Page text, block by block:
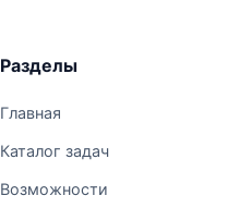
Разделы
Главная
Каталог задач
Возможности